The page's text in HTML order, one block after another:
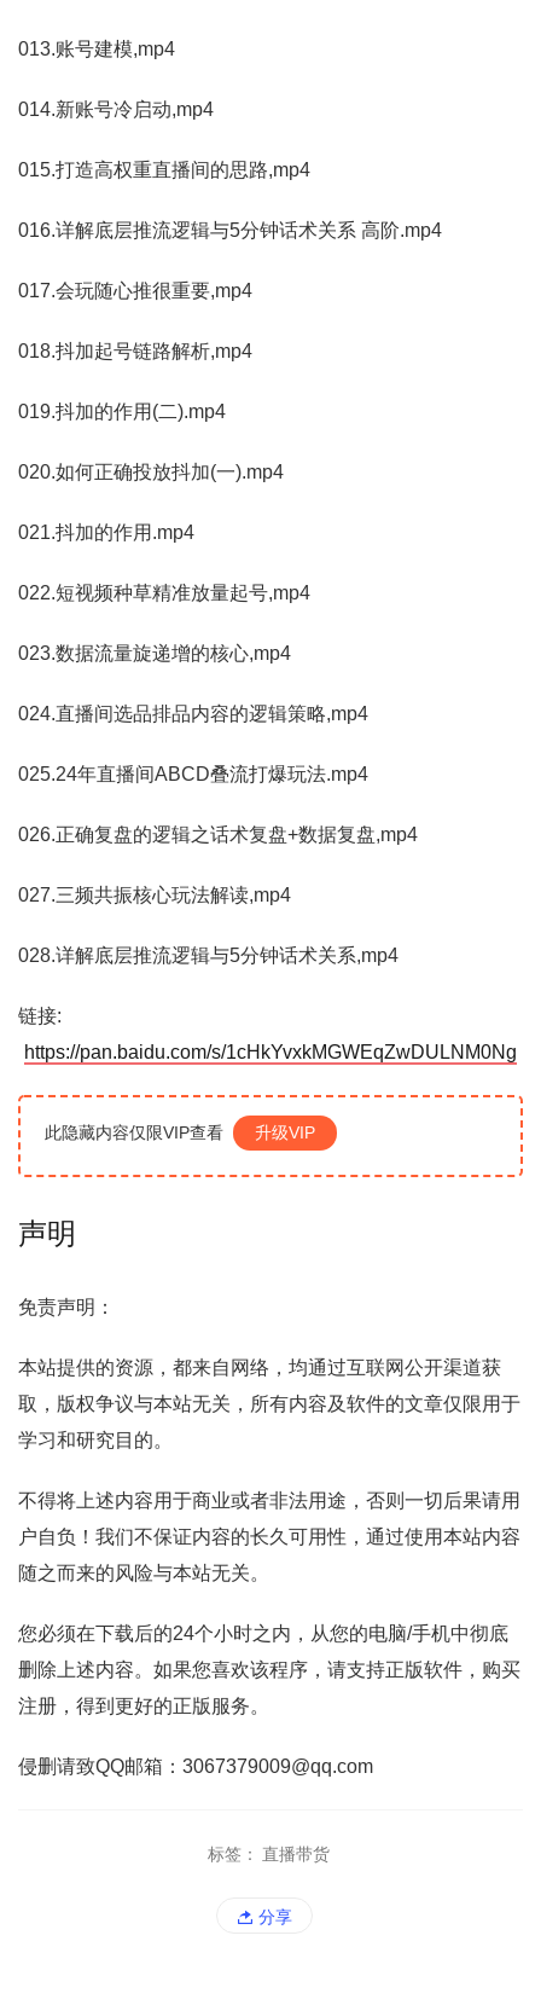
013.账号建模,mp4
014.新账号冷启动,mp4
015.打造高权重直播间的思路,mp4
016.详解底层推流逻辑与5分钟话术关系 高阶.mp4
017.会玩随心推很重要,mp4
018.抖加起号链路解析,mp4
019.抖加的作用(二).mp4
020.如何正确投放抖加(一).mp4
021.抖加的作用.mp4
022.短视频种草精准放量起号,mp4
023.数据流量旋递增的核心,mp4
024.直播间选品排品内容的逻辑策略,mp4
025.24年直播间ABCD叠流打爆玩法.mp4
026.正确复盘的逻辑之话术复盘+数据复盘,mp4
027.三频共振核心玩法解读,mp4
028.详解底层推流逻辑与5分钟话术关系,mp4
链接:
https://pan.baidu.com/s/1cHkYvxkMGWEqZwDULNM0Ng
此隐藏内容仅限VIP查看 升级VIP
声明
免责声明：
本站提供的资源，都来自网络，均通过互联网公开渠道获
取，版权争议与本站无关，所有内容及软件的文章仅限用于
学习和研究目的。
不得将上述内容用于商业或者非法用途，否则一切后果请用
户自负！我们不保证内容的长久可用性，通过使用本站内容
随之而来的风险与本站无关。
您必须在下载后的24个小时之内，从您的电脑/手机中彻底
删除上述内容。如果您喜欢该程序，请支持正版软件，购买
注册，得到更好的正版服务。
侵删请致QQ邮箱：3067379009@qq.com
标签： 直播带货
分享